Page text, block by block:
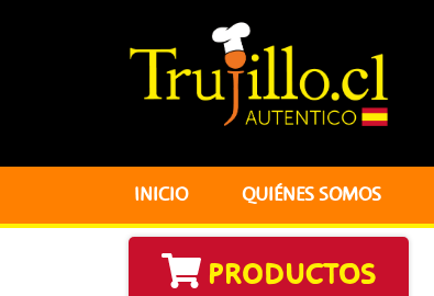
INICIO QUIÉNES SOMOS
PRODUCTOS